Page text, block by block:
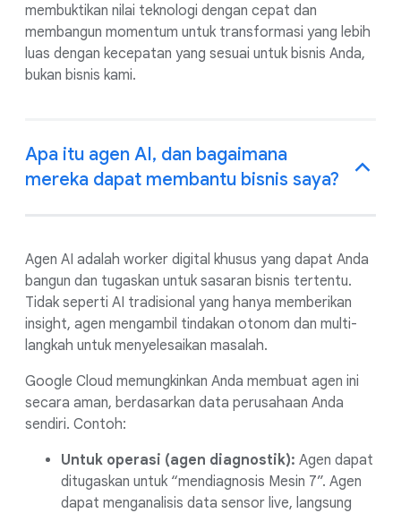
membuktikan nilai teknologi dengan cepat dan
membangun momentum untuk transformasi yang lebih
luas dengan kecepatan yang sesuai untuk bisnis Anda,
bukan bisnis kami.
Apa itu agen AI, dan bagaimana
mereka dapat membantu bisnis saya?
Agen AI adalah worker digital khusus yang dapat Anda
bangun dan tugaskan untuk sasaran bisnis tertentu.
Tidak seperti AI tradisional yang hanya memberikan
insight, agen mengambil tindakan otonom dan multi-
langkah untuk menyelesaikan masalah.
Google Cloud memungkinkan Anda membuat agen ini
secara aman, berdasarkan data perusahaan Anda
sendiri. Contoh:
Untuk operasi (agen diagnostik): Agen dapat
ditugaskan untuk “mendiagnosis Mesin 7”. Agen
dapat menganalisis data sensor live, langsung